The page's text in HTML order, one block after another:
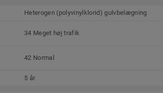
Heterogen (polyvinylklorid) gulvbelægning
34 Meget høj trafik
42 Normal
5 år